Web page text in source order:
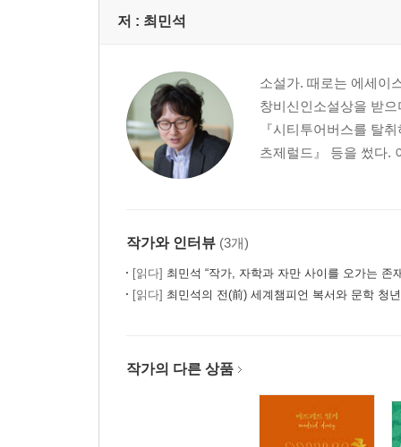
저 : 최민석
소설가. 때로는 에세이
창비신인소설상을 받
『시티투어버스를 탈
츠제럴드』 등을 썼다.
작가와 인터뷰 (3개)
[읽다] 최민석 “작가, 자학과 자만 사이를 오가는 존
[읽다] 최민석의 전(前) 세계챔피언 복서와 문학 청
작가의 다른 상품